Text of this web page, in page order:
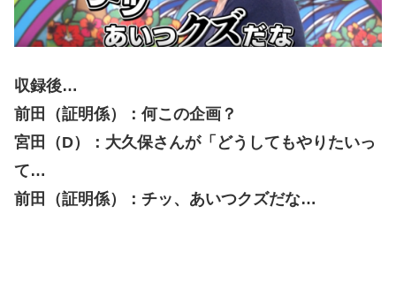
収録後…
前田（証明係）：何この企画？
宮田（D）：大久保さんが「どうしてもやりたいっ
て…
前田（証明係）：チッ、あいつクズだな…